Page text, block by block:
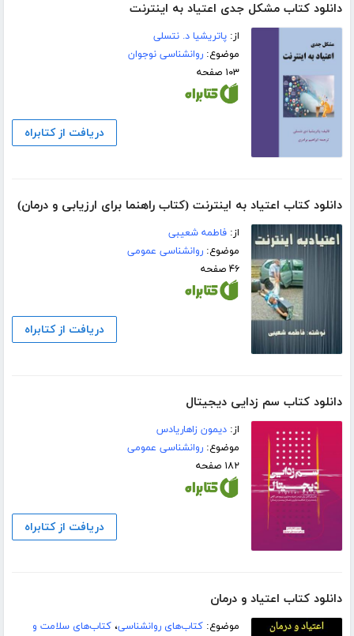
دانلود کتاب مشکل جدی اعتیاد به اینترنت
از:پاتریشیا د. نتسلی
موضوع:روانشناسی نوجوان
۱۰۳ صفحه
دریافت از کتابراه
دانلود کتاب اعتیاد به اینترنت (کتاب راهنما برای ارزیابی و درمان)
از:فاطمه شعیبی
موضوع:روانشناسی عمومی
۴۶ صفحه
دریافت از کتابراه
دانلود کتاب سم زدایی دیجیتال
از:دیمون زاهاریادس
موضوع:روانشناسی عمومی
۱۸۲ صفحه
دریافت از کتابراه
دانلود کتاب اعتیاد و درمان
موضوع:کتاب‌های روانشناسی،کتاب‌های سلامت و